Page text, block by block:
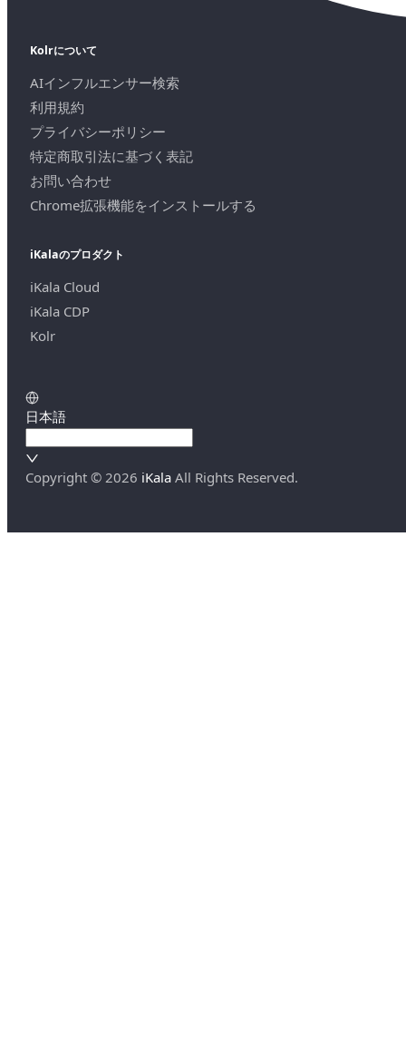
Kolrについて
AIインフルエンサー検索
利用規約
プライバシーポリシー
特定商取引法に基づく表記
お問い合わせ
Chrome拡張機能をインストールする
iKalaのプロダクト
iKala Cloud
iKala CDP
Kolr
日本語
Copyright © 2026 iKala All Rights Reserved.